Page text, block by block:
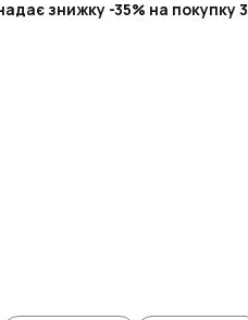
знижку -35% на покупку 3